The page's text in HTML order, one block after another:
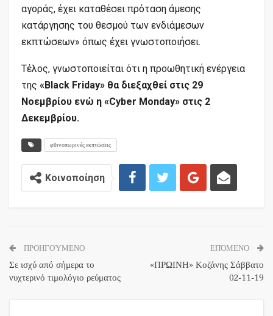
αγοράς, έχει καταθέσει πρόταση άμεσης
κατάργησης του θεσμού των ενδιάμεσων
εκπτώσεων» όπως έχει γνωστοποιήσει.
Τέλος, γνωστοποιείται ότι η προωθητική ενέργεια
της «Black Friday» θα διεξαχθεί στις 29
Νοεμβρίου ενώ η «Cyber Monday» στις 2
Δεκεμβρίου.
φθινοπωρινές εκπτώσεις
Κοινοποίηση
ΠΡΟΗΓΟΎΜΕΝΟ
Σε ισχύ από σήμερα το
νυχτερινό τιμολόγιο ρεύματος
ΕΠΌΜΕΝΟ
«ΠΡΩΙΝΗ» Κοζάνης Σάββατο
02-11-19